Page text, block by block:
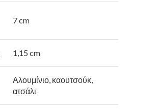
7 cm
1,15 cm
Αλουμίνιο, καουτσούκ,
ατσάλι